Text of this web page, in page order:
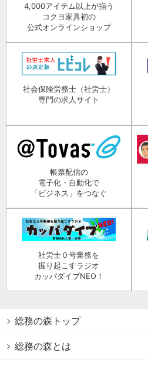
4,000アイテム以上が揃う
コクヨ家具初の
公式オンラインショップ
社会保険労務士（社労士）
専門の求人サイト
帳票配信の
電子化・自動化で
「ビジネス」をつなぐ
社労士０号業務を
掘り起こすラジオ
カッパダイブNEO！
総務の森トップ
総務の森とは